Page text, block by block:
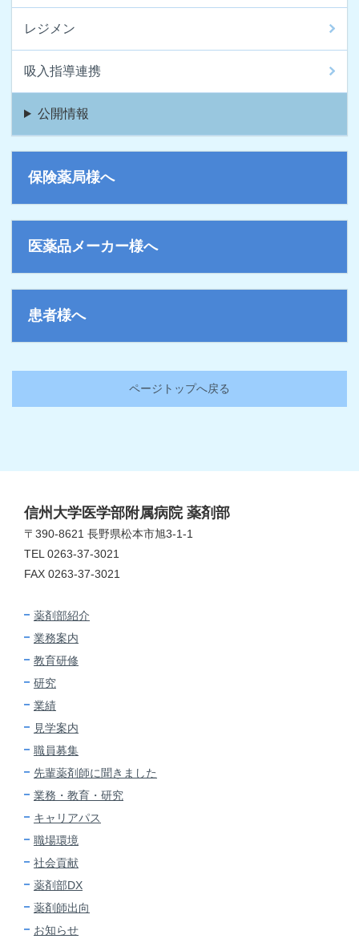
レジメン
吸入指導連携
公開情報
保険薬局様へ
医薬品メーカー様へ
患者様へ
ページトップへ戻る
薬剤部紹介
業務案内
教育研修
研究
業績
見学案内
職員募集
先輩薬剤師に聞きました
業務・教育・研究
キャリアパス
職場環境
社会貢献
薬剤部DX
薬剤師出向
お知らせ
信州大学医学部附属病院 薬剤部
〒390-8621 長野県松本市旭3-1-1
TEL 0263-37-3021
FAX 0263-37-3021